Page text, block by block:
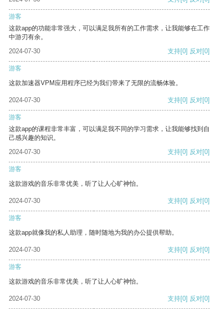
游客
这款app的功能非常强大，可以满足我所有的工作需求，让我能够在工作
中游刃有余。
2024-07-30
支持[0] 反对[0]
游客
这款加速器VPM应用程序已经为我们带来了无限的流畅体验。
2024-07-30 支持[0] 反对[0]
游客
这款app的课程非常丰富，可以满足我不同的学习需求，让我能够找到自
己感兴趣的知识。
2024-07-30
支持[0] 反对[0]
游客
这款游戏的音乐非常优美，听了让人心旷神怡。
2024-07-30 支持[0] 反对[0]
游客
这款app就像我的私人助理，随时随地为我的办公提供帮助。
2024-07-30 支持[0] 反对[0]
游客
这款游戏的音乐非常优美，听了让人心旷神怡。
2024-07-30 支持[0] 反对[0]